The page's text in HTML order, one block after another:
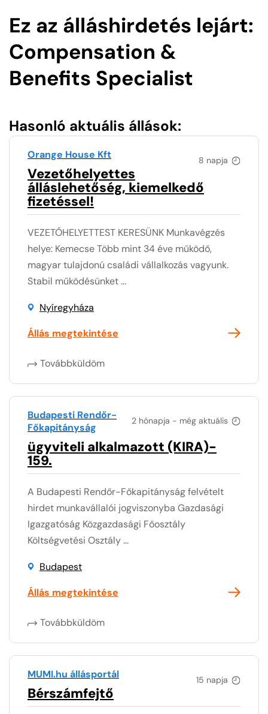
Ez az álláshirdetés lejárt:
Compensation &
Benefits Specialist
Hasonló aktuális állások:
8 napja
Orange House Kft
Vezetőhelyettes
álláslehetőség, kiemelkedő
fizetéssel!
VEZETŐHELYETTEST KERESÜNK Munkavégzés
helye: Kemecse Több mint 34 éve működő,
magyar tulajdonú családi vállalkozás vagyunk.
Stabil működésünket ...
Nyíregyháza
Állás megtekintése
Továbbküldöm
2 hónapja - még aktuális
Budapesti Rendőr-
Főkapitányság
ügyviteli alkalmazott (KIRA)-
159.
A Budapesti Rendőr-Főkapitányság felvételt
hirdet munkavállalói jogviszonyba Gazdasági
Igazgatóság Közgazdasági Főosztály
Költségvetési Osztály ...
Budapest
Állás megtekintése
Továbbküldöm
15 napja
MUMI.hu állásportál
Bérszámfejtő